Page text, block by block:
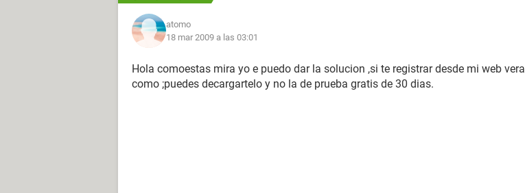
atomo
18 mar 2009 a las 03:01
Hola comoestas mira yo e puedo dar la solucion ,si te registrar desde mi web
como ;puedes decargartelo y no la de prueba gratis de 30 dias.